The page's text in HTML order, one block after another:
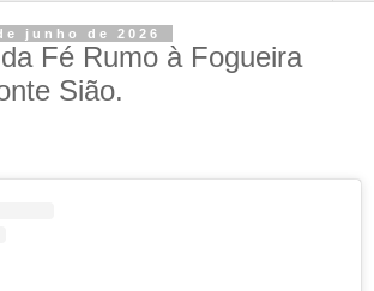
junho de 2026
Fé Rumo à Fogueira
Sião.